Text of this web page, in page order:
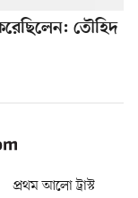
তৌহিদ
প্রথম আলো ট্রাস্ট